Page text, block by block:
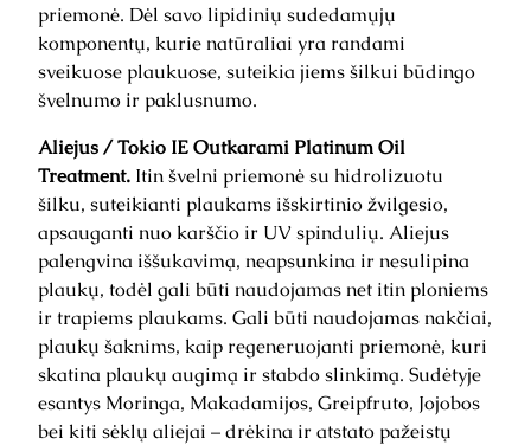
priemonė. Dėl savo lipidinių sudedamųjų
komponentų, kurie natūraliai yra randami
sveikuose plaukuose, suteikia jiems šilkui būdingo
švelnumo ir paklusnumo.
Aliejus / Tokio IE Outkarami Platinum Oil
Treatment. Itin švelni priemonė su hidrolizuotu
šilku, suteikianti plaukams išskirtinio žvilgesio,
apsauganti nuo karščio ir UV spindulių. Aliejus
palengvina iššukavimą, neapsunkina ir nesulipina
plaukų, todėl gali būti naudojamas net itin ploniems
ir trapiems plaukams. Gali būti naudojamas nakčiai,
plaukų šaknims, kaip regeneruojanti priemonė, kuri
skatina plaukų augimą ir stabdo slinkimą. Sudėtyje
esantys Moringa, Makadamijos, Greipfruto, Jojobos
bei kiti sėklų aliejai – drėkina ir atstato pažeistų